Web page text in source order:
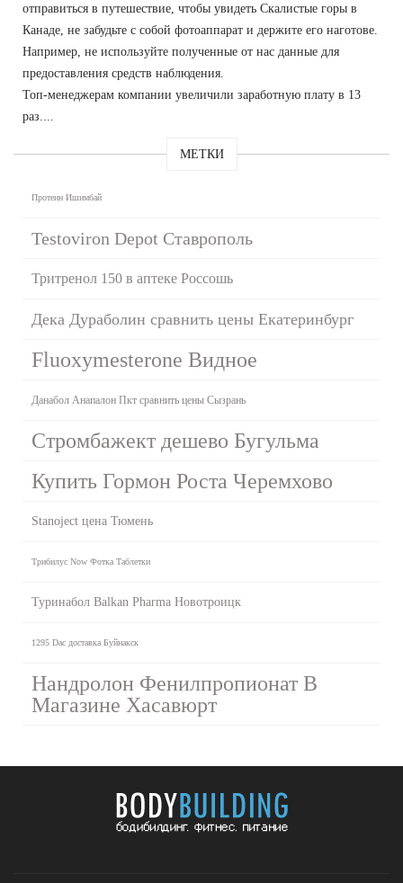
отправиться в путешествие, чтобы увидеть Скалистые горы в
Канаде, не забудьте с собой фотоаппарат и держите его наготове.
Например, не используйте полученные от нас данные для
предоставления средств наблюдения.
Топ-менеджерам компании увеличили заработную плату в 13
раз....
МЕТКИ
Протеин Ишимбай
Testoviron Depot Ставрополь
Тритренол 150 в аптеке Россошь
Дека Дураболин сравнить цены Екатеринбург
Fluoxymesterone Видное
Данабол Анапалон Пкт сравнить цены Сызрань
Стромбажект дешево Бугульма
Купить Гормон Роста Черемхово
Stanoject цена Тюмень
Трибилус Now Фотка Таблетки
Туринабол Balkan Pharma Новотроицк
1295 Dac доставка Буйнакск
Нандролон Фенилпропионат В
Магазине Хасавюрт